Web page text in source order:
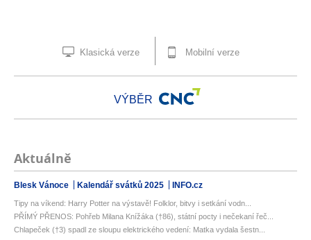
Klasická verze Mobilní verze
VÝBĚR
Aktuálně
Blesk Vánoce Kalendář svátků 2025 INFO.cz
Tipy na víkend: Harry Potter na výstavě! Folklor, bitvy i setkání vodn...
PŘÍMÝ PŘENOS: Pohřeb Milana Knížáka (†86), státní pocty i nečekaní řeč...
Chlapeček (†3) spadl ze sloupu elektrického vedení: Matka vydala šestn...